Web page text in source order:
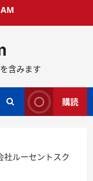
含みます
購読
社ルーセントスク